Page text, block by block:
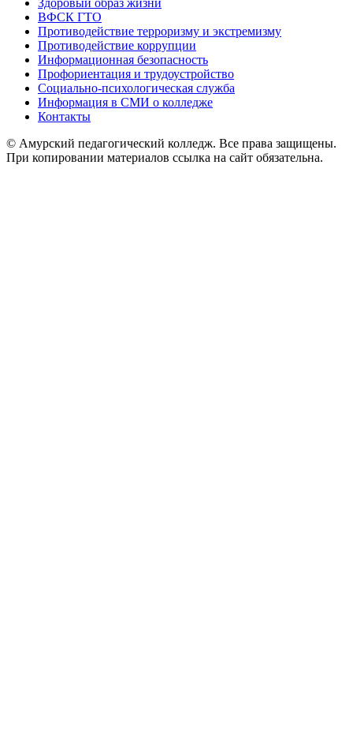
Здоровый образ жизни
ВФСК ГТО
Противодействие терроризму и экстремизму
Противодействие коррупции
Информационная безопасность
Профориентация и трудоустройство
Социально-психологическая служба
Информация в СМИ о колледже
Контакты
© Амурский педагогический колледж. Все права защищены.
При копировании материалов ссылка на сайт обязательна.